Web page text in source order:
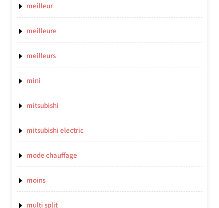
meilleur
meilleure
meilleurs
mini
mitsubishi
mitsubishi electric
mode chauffage
moins
multi split